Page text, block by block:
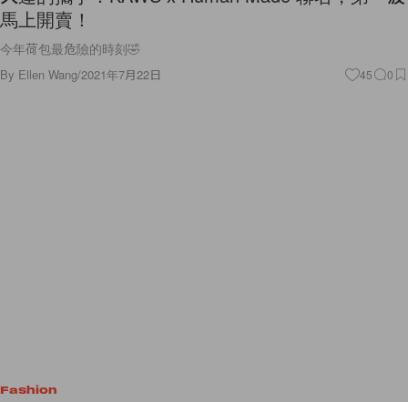
馬上開賣！
今年荷包最危險的時刻🤣
By Ellen Wang/2021年7月22日 45 0
Fashion